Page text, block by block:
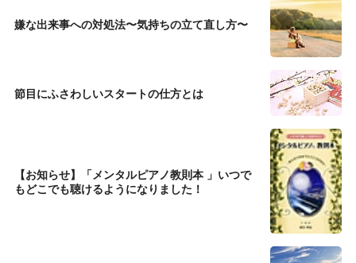
嫌な出来事への対処法〜気持ちの立て直し方〜
節目にふさわしいスタートの仕方とは
【お知らせ】「メンタルピアノ教則本 」いつで
もどこでも聴けるようになりました！